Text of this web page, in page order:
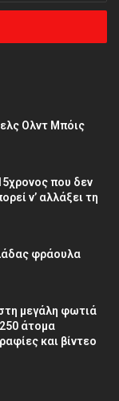
Ολντ Μπόις
που δεν
ν’ αλλάξει τη
φράουλα
μεγάλη φωτιά
άτομα
και βίντεο